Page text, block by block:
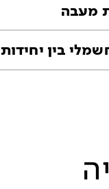
מעבה
בין יחידות